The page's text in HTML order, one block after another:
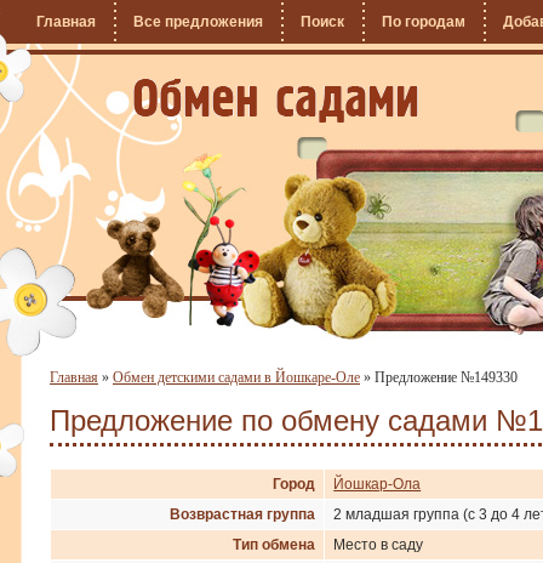
Главная Все предложения Поиск По городам
Главная » Обмен детскими садами в Йошкаре-Оле » Предложение №149330
Предложение по обмену садами
Город
Йошкар-Ола
Возврастная группа
2 младшая группа (с 3 до 4
Тип обмена
Место в саду